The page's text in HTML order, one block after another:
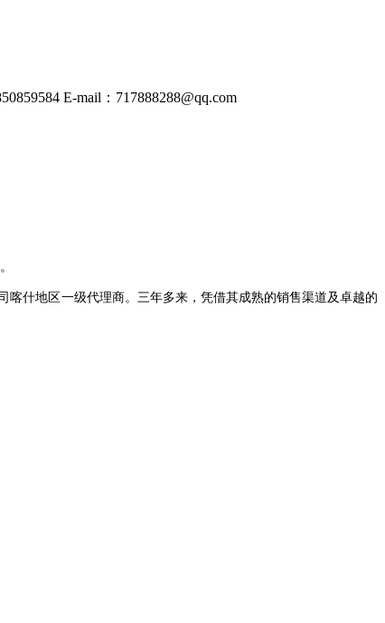
E-mail： 717888288@qq.com
什地区一级代理商。三年多来，凭借其成熟的销售渠道及卓越的